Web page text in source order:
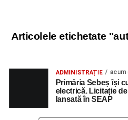
Articolele etichetate
ADMINISTRAȚIE acum
Primăria Sebeș își
electrică. Licitație
lansată în SEAP